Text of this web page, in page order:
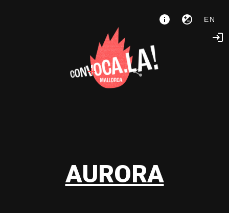
EN
AURORA